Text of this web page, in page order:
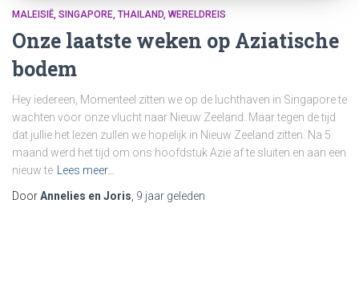
MALEISIË SINGAPORE THAILAND WERELDREIS
Onze laatste weken op Aziatische
bodem
Hey iedereen, Momenteel zitten we op de luchthaven in Singapore te
wachten voor onze vlucht naar Nieuw Zeeland. Maar tegen de tijd
dat jullie het lezen zullen we hopelijk in Nieuw Zeeland zitten. Na 5
maand werd het tijd om ons hoofdstuk Azië af te sluiten en aan een
nieuw te
Lees meer…
DoorAnnelies en Joris 9 jaar geleden